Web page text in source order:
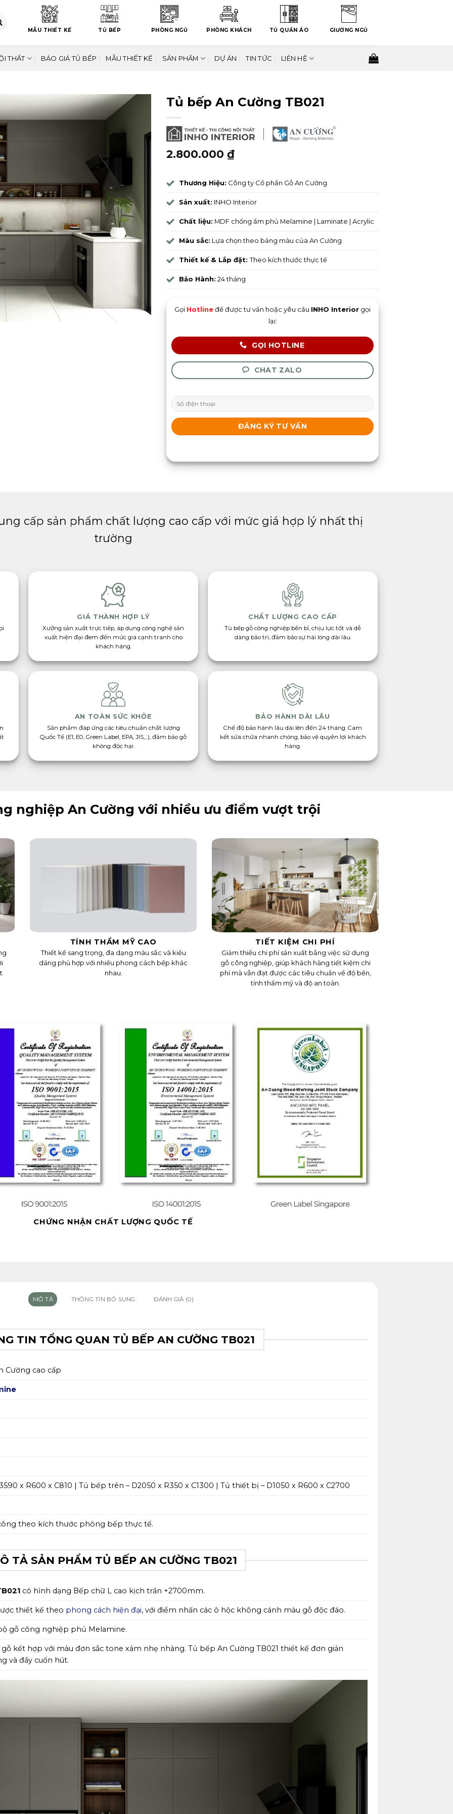
MẪU THIẾT KẾ TỦ BẾP PHÒNG NGỦ PHÒNG KHÁCH TỦ QUẦN ÁO GIƯỜNG NGỦ
THẤT BÁO GIÁ TỦ BẾP MẪU THIẾT KẾ SẢN PHẨM DỰ ÁN TIN TỨC LIÊN HỆ
Tủ bếp An Cường TB021
2.800.000 ₫
Thương Hiệu: Công ty Cổ phần Gỗ An Cường
Sản xuất: INHO Interior
Chất liệu: MDF chống ẩm phủ Melamine | Laminate | Acrylic
Màu sắc: Lựa chọn theo bảng màu của An Cường
Thiết kế & Lắp đặt:Theo kích thước thực tế
Bảo Hành: 24 tháng
Gọi Hotlineđể được tư vấn hoặc yêu cầu INHO Interior gọi
lại:
GỌI HOTLINE
CHAT ZALO
cấp sản phẩm chất lượng cao cấp với mức giá hợp lý nhất thị
trường
GIÁ THÀNH HỢP LÝ
Xưởng sản xuất trực tiếp, áp dụng công nghệ sản
xuất hiện đại đem đến mức giá cạnh tranh cho
khách hàng.
CHẤT LƯỢNG CAO CẤP
Tủ bếp gỗ công nghiệp bền bỉ, chịu lực tốt và dễ
dàng bảo trì, đảm bảo sự hài lòng dài lâu.
AN TOÀN SỨC KHỎE
Sản phẩm đáp ứng các tiêu chuẩn chất lượng
Quốc Tế (E1, E0, Green Label, EPA, JIS,...), đảm bảo gỗ
không độc hại.
BẢO HÀNH DÀI LÂU
Chế độ bảo hành lâu dài lên đến 24 tháng. Cam
kết sửa chữa nhanh chóng, bảo vệ quyền lợi khách
hàng.
nghiệp An Cường với nhiều ưu điểm vượt trội
TÍNH THẨM MỸ CAO
Thiết kế sang trọng, đa dạng màu sắc và kiểu
dáng phù hợp với nhiều phong cách bếp khác
nhau.
TIẾT KIỆM CHI PHÍ
Giảm thiểu chi phí sản xuất bằng việc sử dụng
gỗ công nghiệp, giúp khách hàng tiết kiệm chi
phí mà vẫn đạt được các tiêu chuẩn về độ bền,
tính thẩm mỹ và độ an toàn.
CHỨNG NHẬN CHẤT LƯỢNG QUỐC TẾ
MÔ TẢ THÔNG TIN BỔ SUNG ĐÁNH GIÁ (0)
TIN TỔNG QUAN TỦ BẾP AN CƯỜNG TB021
Cường cao cấp
x R600 x C810 | Tủ bếp trên – D2050 x R350 x C1300 | Tủ thiết bị – D1050 x R600 x C2700
theo kích thước phòng bếp thực tế.
TẢ SẢN PHẨM TỦ BẾP AN CƯỜNG TB021
có hình dạng Bếp chữ L cao kịch trần +2700mm.
thiết kế theo phong cách hiện đại, với điểm nhấn các ô hộc không cánh màu gỗ độc đáo.
gỗ công nghiệp phủ Melamine.
kết hợp với màu đơn sắc tone xám nhẹ nhàng. Tủ bếp An Cường TB021 thiết kế đơn giản
và đầy cuốn hút.